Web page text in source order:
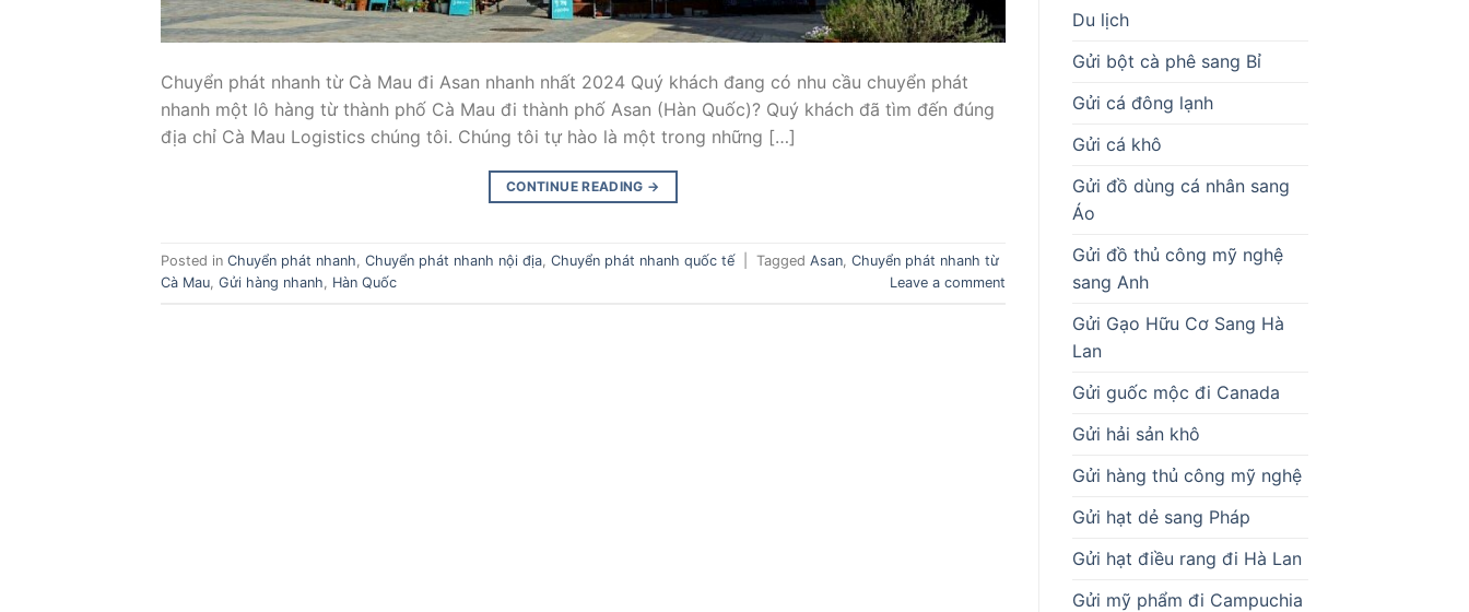
Chuyển phát nhanh từ Cà Mau đi Asan nhanh nhất 2024 Quý khách đang có nhu cầu chuyển phát
nhanh một lô hàng từ thành phố Cà Mau đi thành phố Asan (Hàn Quốc)? Quý khách đã tìm đến đúng
địa chỉ Cà Mau Logistics chúng tôi. Chúng tôi tự hào là một trong những […]
CONTINUE READING →
Posted in Chuyển phát nhanh, Chuyển phát nhanh nội địa, Chuyển phát nhanh quốc tế Tagged Asan, Chuyển phát nhanh từ
Cà Mau, Gửi hàng nhanh, Hàn Quốc Leave a comment
Du lịch
Gửi bột cà phê sang Bỉ
Gửi cá đông lạnh
Gửi cá khô
Gửi đồ dùng cá nhân sang
Áo
Gửi đồ thủ công mỹ nghệ
sang Anh
Gửi Gạo Hữu Cơ Sang Hà
Lan
Gửi guốc mộc đi Canada
Gửi hải sản khô
Gửi hàng thủ công mỹ nghệ
Gửi hạt dẻ sang Pháp
Gửi hạt điều rang đi Hà Lan
Gửi mỹ phẩm đi Campuchia